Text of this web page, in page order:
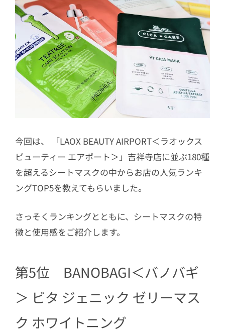
今回は、 「LAOX BEAUTY AIRPORT＜ラオックス
ビューティー エアポート＞」吉祥寺店に並ぶ180種
を超えるシートマスクの中からお店の人気ランキ
ングTOP5を教えてもらいました。
さっそくランキングとともに、シートマスクの特
徴と使用感をご紹介します。
第5位 BANOBAGI＜バノバギ
＞ ビタ ジェニック ゼリーマス
ク ホワイトニング